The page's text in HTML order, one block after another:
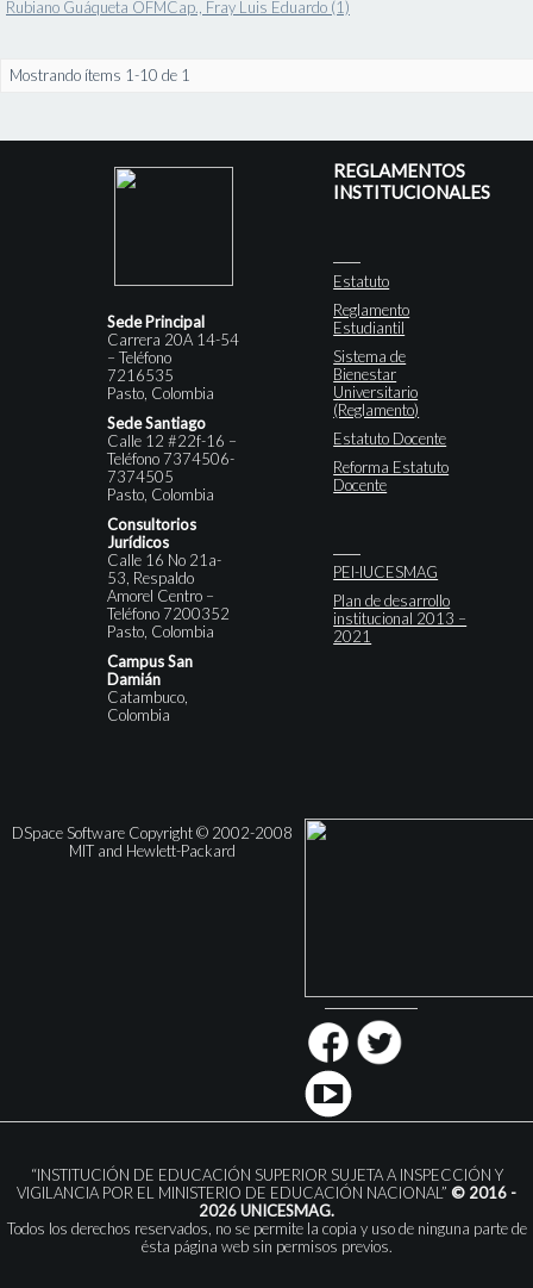
Rubiano Guáqueta OFMCap., Fray Luis Eduardo (1)
Mostrando ítems 1-10 de 1
Sede Principal
Carrera 20A 14-54
– Teléfono
7216535
Pasto, Colombia
Sede Santiago
Calle 12 #22f-16 –
Teléfono 7374506-
7374505
Pasto, Colombia
Consultorios
Jurídicos
Calle 16 No 21a-
53, Respaldo
Amorel Centro –
Teléfono 7200352
Pasto, Colombia
Campus San
Damián
Catambuco,
Colombia
REGLAMENTOS
INSTITUCIONALES
Estatuto
Reglamento
Estudiantil
Sistema de
Bienestar
Universitario
(Reglamento)
Estatuto Docente
Reforma Estatuto
Docente
PEI-IUCESMAG
Plan de desarrollo
institucional 2013 –
2021
DSpace Software Copyright © 2002-2008
MIT and Hewlett-Packard
“INSTITUCIÓN DE EDUCACIÓN SUPERIOR SUJETA A INSPECCIÓN Y
VIGILANCIA POR EL MINISTERIO DE EDUCACIÓN NACIONAL” © 2016 -
2026 UNICESMAG.
Todos los derechos reservados, no se permite la copia y uso de ninguna parte de
ésta página web sin permisos previos.